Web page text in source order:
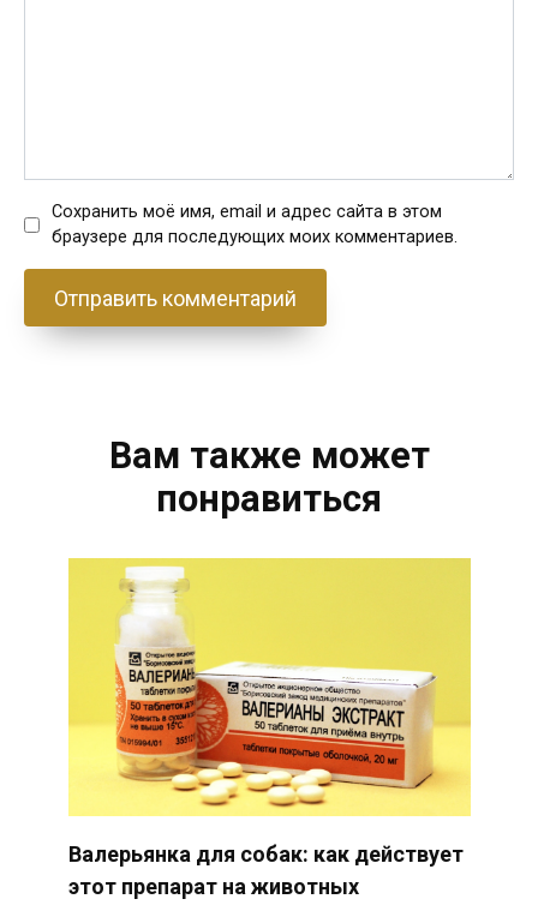
Сохранить моё имя, email и адрес сайта в этом
браузере для последующих моих комментариев.
Вам также может
понравиться
Валерьянка для собак: как действует
этот препарат на животных